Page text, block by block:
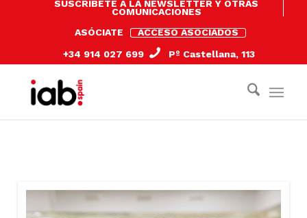
SUSCRÍBETE A LA NEWSLETTER Y OTRAS
COMUNICACIONES
ASÓCIATE
ACCESO ASOCIADOS
+34 914 027 699
Pº Castellana, 113